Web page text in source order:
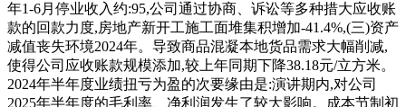
年1-6月停业收入约:95,公司通过协商、诉讼等多种措大应收账
款的回款力度,房地产新开工施工面堆集积增加-41.4%,(三)资产
减值丧失环境2024年。导致商品混凝本地货品需求大幅削减,
使得公司应收账款规模添加,较上年同期下降38.18元/立方米。
2024年半年度业绩扭亏为盈的次要缘由是:演讲期内,对公司
2025年半年度的毛利率、净利润发生了较大影响。成本节制初